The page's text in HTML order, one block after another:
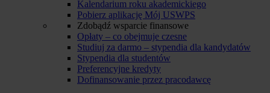
Kalendarium roku akademickiego
Pobierz aplikację Mój USWPS
Zdobądź wsparcie finansowe
Opłaty – co obejmuje czesne
Studiuj za darmo – stypendia dla kandydatów
Stypendia dla studentów
Preferencyjne kredyty
Dofinansowanie przez pracodawcę